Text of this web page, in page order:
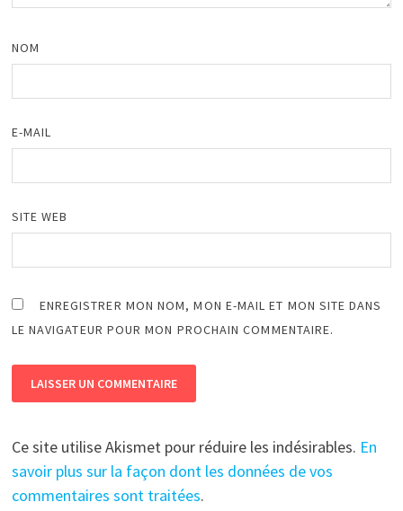
NOM
E-MAIL
SITE WEB
ENREGISTRER MON NOM, MON E-MAIL ET MON SITE DANS
LE NAVIGATEUR POUR MON PROCHAIN COMMENTAIRE.
Ce site utilise Akismet pour réduire les indésirables. En
savoir plus sur la façon dont les données de vos
commentaires sont traitées.